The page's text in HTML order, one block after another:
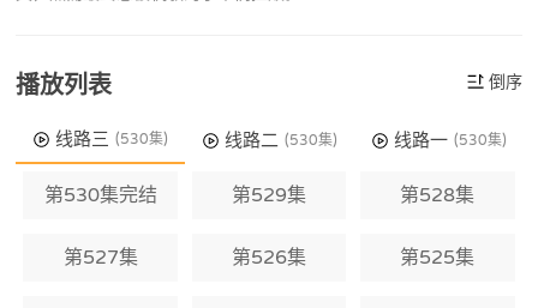
播放列表 倒序
线路三 (530集) 线路二 (530集) 线路一 (530集)
第530集完结 第529集 第528集
第527集 第526集 第525集